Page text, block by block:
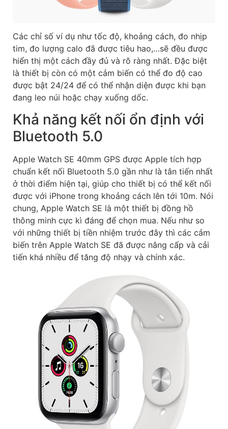
Các chỉ số ví dụ như tốc độ, khoảng cách, đo nhịp
tim, đo lượng calo đã được tiêu hao,…sẽ đều được
hiển thị một cách đầy đủ và rõ ràng nhất. Đặc biệt
là thiết bị còn có một cảm biến có thể đo độ cao
được bật 24/24 để có thể nhận diện được khi bạn
đang leo núi hoặc chạy xuống dốc.
Khả năng kết nối ổn định với
Bluetooth 5.0
Apple Watch SE 40mm GPS được Apple tích hợp
chuẩn kết nối Bluetooth 5.0 gần như là tân tiến nhất
ở thời điểm hiện tại, giúp cho thiết bị có thể kết nối
được với iPhone trong khoảng cách lên tới 10m. Nói
chung, Apple Watch SE là một thiết bị đồng hồ
thông minh cực kì đáng để chọn mua. Nếu như so
với những thiết bị tiền nhiệm trước đây thì các cảm
biến trên Apple Watch SE đã được nâng cấp và cải
tiến khá nhiều để tăng độ nhạy và chính xác.